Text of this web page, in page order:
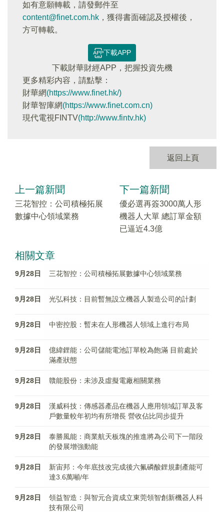
如有意願轉載，請發郵件至
content@finet.com.hk ，獲得書面確認及授權後，
方可轉載。
下載APP
下載財華財經APP，把握投資先機
更多精彩内容，請點擊：
財華網(https://www.finet.hk/)
財華智庫網(https://www.finet.com.cn)
現代電視FINTV(http://www.fintv.hk)
返回上頁
上一篇新聞
三花智控：公司積極拓展
數據中心領域業務
下一篇新聞
優必選再簽3000萬人形
機器人大單 總訂單金額
已逼近4.3億
相關文章
9月28日 三花智控：公司積極拓展數據中心領域業務
9月28日 光弘科技：目前暫無設立機器人製造公司的計劃
9月28日 中密控股：暫未在人形機器人領域上進行布局
9月28日
億緯鋰能：公司儲能電池訂單較為飽滿 目前處於
滿產狀態
9月28日 贛能股份：未涉及虛擬電廠相關業務
9月28日
漢威科技：傳感器產品在機器人應用領域訂單及客
戶數量較年初均有所增長 營收佔比同步提升
9月28日
泰勝風能：商業航天板塊的推進將為公司下一階段
的發展增強動能
9月28日
新宙邦：今年底技改完成後六氟磷酸鋰規劃產能可
達3.6萬噸/年
9月28日
領益智造：與智元合資成立東莞領智創新機器人科
技有限公司